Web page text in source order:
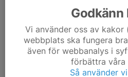
OBS! Man kan endast anmäla
när kallelse skickats ut. Det
aktuellt pass. Vi har inga
deltagare på dessa pass- alla
Godkänn
Vi använder oss av
webbplats ska fungera
även för webbanalys i
förbättra våra
Så använder